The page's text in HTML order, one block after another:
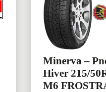
Minerva –
Hiver 215/
M6